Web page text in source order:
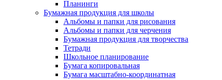
Планинги
Бумажная продукция для школы
Альбомы и папки для рисования
Альбомы и папки для черчения
Бумажная продукция для творчества
Тетради
Школьное планирование
Бумага копировальная
Бумага масштабно-координатная